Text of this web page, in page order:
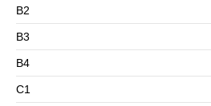
B2
B3
B4
C1